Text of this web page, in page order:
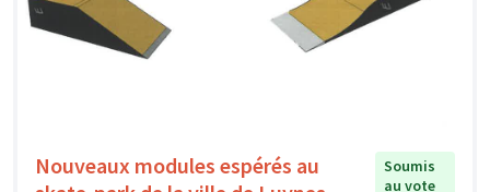
Nouveaux modules espérés au
Soumis
au vote